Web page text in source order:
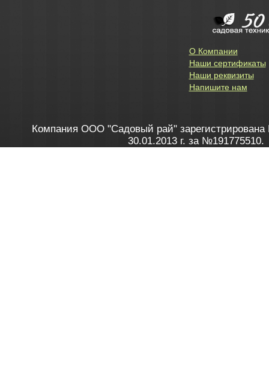
О Компании
Наши сертификаты
Наши реквизиты
Напишите нам
Компания ООО "Садовый рай" зарегистрирована
30.01.2013 г. за №191775510.